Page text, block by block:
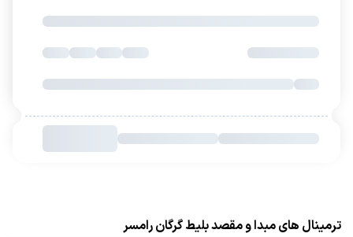
ترمینال های مبدا و مقصد بلیط گرگان رامسر